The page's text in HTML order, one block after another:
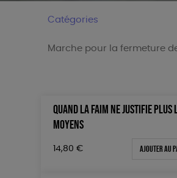
Catégories
Marche pour la fermeture
Trier par
Par défaut
Popularité
QUAND LA FAIM NE JUSTIFIE PLUS
MOYENS
14,80 € Ajouter au